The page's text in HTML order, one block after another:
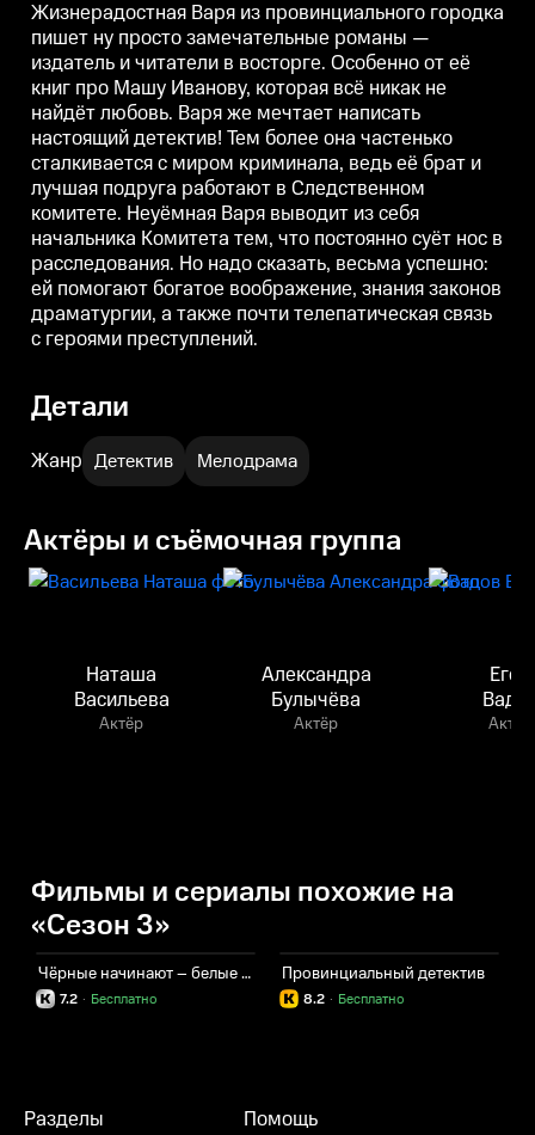
криминала, ведь её брат и
лучшая подруга работают в
Следственном комитете.
Неуёмная Варя выводит из себя
начальника Комитета тем, что
постоянно суёт нос в
расследования. Но надо
сказать, весьма успешно: ей
помогают богатое воображение,
знания законов драматургии, а
также почти телепатическая
связь с героями преступлений.
криминала, ведь её брат и
лучшая подруга работают в
Следственном комитете.
Неуёмная Варя выводит из себя
начальника Комитета тем, что
постоянно суёт нос в
расследования. Но надо
сказать, весьма успешно: ей
помогают богатое воображение,
знания законов драматургии, а
также почти телепатическая
связь с героями преступлений.
Жизнерадостная Варя из провинциального городка
пишет ну просто замечательные романы —
издатель и читатели в восторге. Особенно от её
книг про Машу Иванову, которая всё никак не
найдёт любовь. Варя же мечтает написать
настоящий детектив! Тем более она частенько
сталкивается с миром криминала, ведь её брат и
лучшая подруга работают в Следственном
комитете. Неуёмная Варя выводит из себя
начальника Комитета тем, что постоянно суёт нос в
расследования. Но надо сказать, весьма успешно:
ей помогают богатое воображение, знания законов
драматургии, а также почти телепатическая связь
с героями преступлений.
Детали
Жанр Детектив Мелодрама
Актёры и съёмочная группа
Наташа
Васильева
Актёр
Александра
Булычёва
Актёр
Егор
Актёр
Фильмы и сериалы похожие на
«Сезон 3»
Чёрные начинают – белые выигрывают
7.2 Бесплатно
·
Провинциальный детектив
8.2 Бесплатно
·
Разделы Помощь